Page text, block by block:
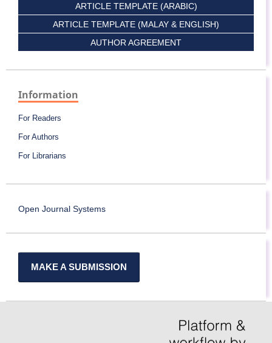
ARTICLE TEMPLATE (ARABIC)
ARTICLE TEMPLATE (MALAY & ENGLISH)
AUTHOR AGREEMENT
Information
For Readers
For Authors
For Librarians
Open Journal Systems
MAKE A SUBMISSION